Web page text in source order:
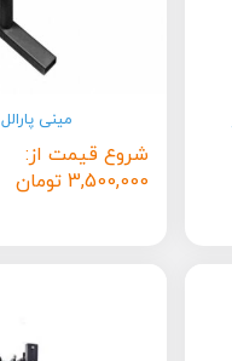
مینی پارالل PSD
شروع قیمت از:
3,500,000 تومان